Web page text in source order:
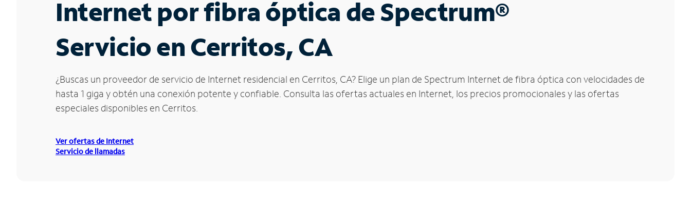
Internet por fibra óptica de Spectrum®
Servicio en Cerritos, CA
¿Buscas un proveedor de servicio de Internet residencial en Cerritos, CA? Elige un plan de Spectrum Internet de fibra óptica con velocidades de
hasta 1 giga y obtén una conexión potente y confiable. Consulta las ofertas actuales en Internet, los precios promocionales y las ofertas
especiales disponibles en Cerritos.
Ver ofertas de Internet
Servicio de llamadas